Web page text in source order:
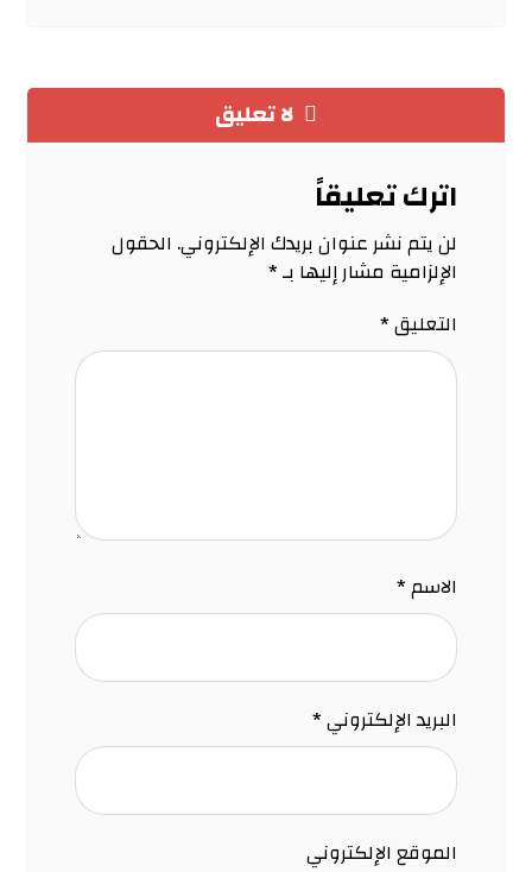
لا تعليق
اترك تعليقاً
لن يتم نشر عنوان بريدك الإلكتروني. الحقول
الإلزامية مشار إليها بـ*
التعليق*
الاسم*
البريد الإلكتروني*
الموقع الإلكتروني